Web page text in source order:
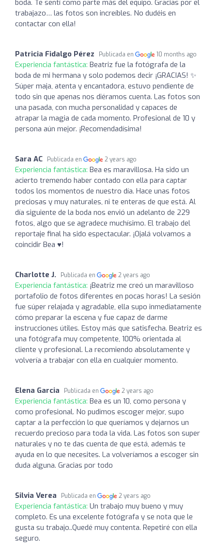
boda. Te sentí como parte más del equipo. Gracias por el
trabajazo… las fotos son increíbles. No dudéis en
contactar con ella!
Patricia Fidalgo Pérez Publicada en 10 months ago
Experiencia fantástica: Beatriz fue la fotógrafa de la
boda de mi hermana y solo podemos decir ¡GRACIAS! ✨
Súper maja, atenta y encantadora, estuvo pendiente de
todo sin que apenas nos diéramos cuenta. Las fotos son
una pasada, con mucha personalidad y capaces de
atrapar la magia de cada momento. Profesional de 10 y
persona aún mejor. ¡Recomendadísima!
Sara AC Publicada en 2 years ago
Experiencia fantástica: Bea es maravillosa. Ha sido un
acierto tremendo haber contado con ella para captar
todos los momentos de nuestro día. Hace unas fotos
preciosas y muy naturales, ni te enteras de que está. Al
día siguiente de la boda nos envió un adelanto de 229
fotos, algo que se agradece muchísimo. El trabajo del
reportaje final ha sido espectacular. ¡Ojalá volvamos a
coincidir Bea ♥️!
Charlotte J. Publicada en 2 years ago
Experiencia fantástica: ¡Beatriz me creó un maravilloso
portafolio de fotos diferentes en pocas horas! La sesión
fue súper relajada y agradable, ella supo inmediatamente
cómo preparar la escena y fue capaz de darme
instrucciones útiles. Estoy más que satisfecha. Beatriz es
una fotógrafa muy competente, 100% orientada al
cliente y profesional. La recomiendo absolutamente y
volvería a trabajar con ella en cualquier momento.
Elena Garcia Publicada en 2 years ago
Experiencia fantástica: Bea es un 10, como persona y
como profesional. No pudimos escoger mejor, supo
captar a la perfección lo que queríamos y dejarnos un
recuerdo precioso para toda la vida. Las fotos son super
naturales y no te das cuenta de que está, además te
ayuda en lo que necesites. La volveríamos a escoger sin
duda alguna. Gracias por todo
Silvia Verea Publicada en 2 years ago
Experiencia fantástica: Un trabajo muy bueno y muy
completo. Es una excelente fotógrafa y se nota que le
gusta su trabajo..Quedé muy contenta. Repetiré con ella
seguro.